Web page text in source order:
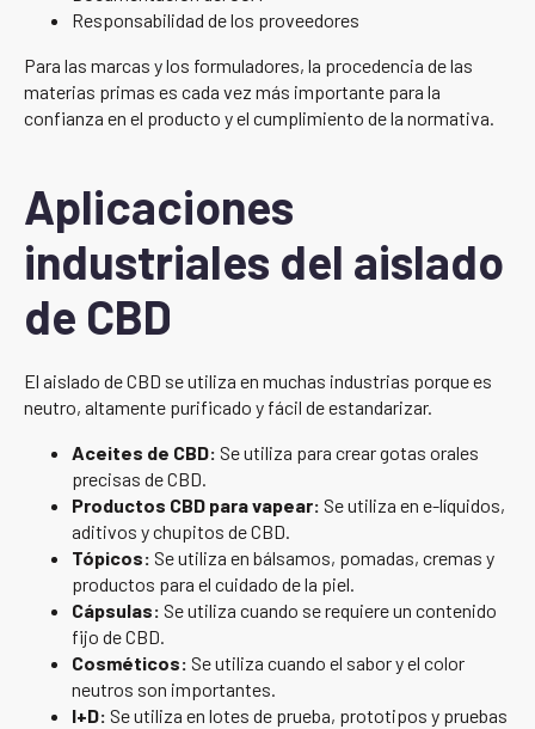
Responsabilidad de los proveedores
Para las marcas y los formuladores, la procedencia de las
materias primas es cada vez más importante para la
confianza en el producto y el cumplimiento de la normativa.
Aplicaciones
industriales del aislado
de CBD
El aislado de CBD se utiliza en muchas industrias porque es
neutro, altamente purificado y fácil de estandarizar.
Aceites de CBD: Se utiliza para crear gotas orales
precisas de CBD.
Productos CBD para vapear: Se utiliza en e-líquidos,
aditivos y chupitos de CBD.
Tópicos: Se utiliza en bálsamos, pomadas, cremas y
productos para el cuidado de la piel.
Cápsulas: Se utiliza cuando se requiere un contenido
fijo de CBD.
Cosméticos: Se utiliza cuando el sabor y el color
neutros son importantes.
I+D: Se utiliza en lotes de prueba, prototipos y pruebas